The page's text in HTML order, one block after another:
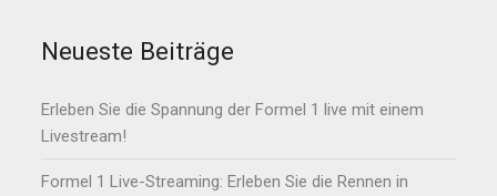
Neueste Beiträge
Erleben Sie die Spannung der Formel 1 live mit einem
Livestream!
Formel 1 Live-Streaming: Erleben Sie die Rennen in